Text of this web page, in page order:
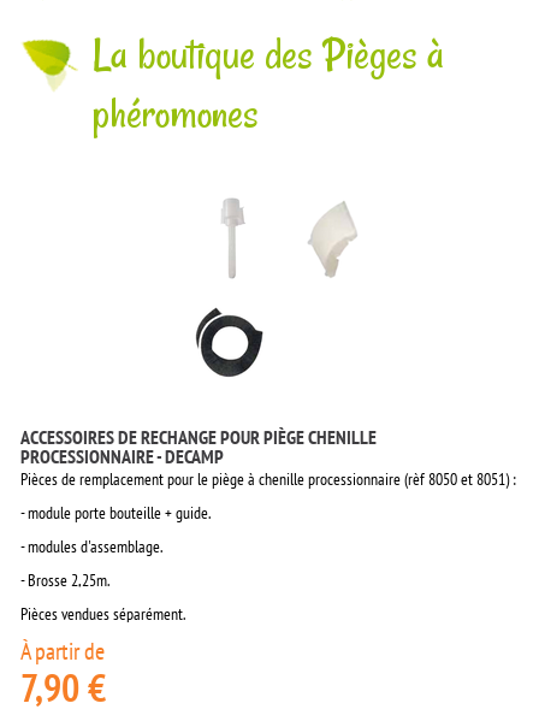
La boutique des Pièges à
phéromones
ACCESSOIRES DE RECHANGE POUR PIÈGE CHENILLE
PROCESSIONNAIRE - DECAMP
Pièces de remplacement pour le piège à chenille processionnaire (rèf 8050 et 8051) :
- module porte bouteille + guide.
- modules d'assemblage.
- Brosse 2,25m.
Pièces vendues séparément.
À partir de
7,90 €